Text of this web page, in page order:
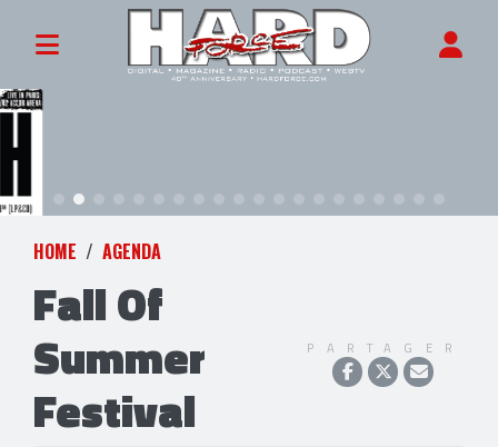
HOME AGENDA
Fall Of
Summer
Festival
PARTAGER